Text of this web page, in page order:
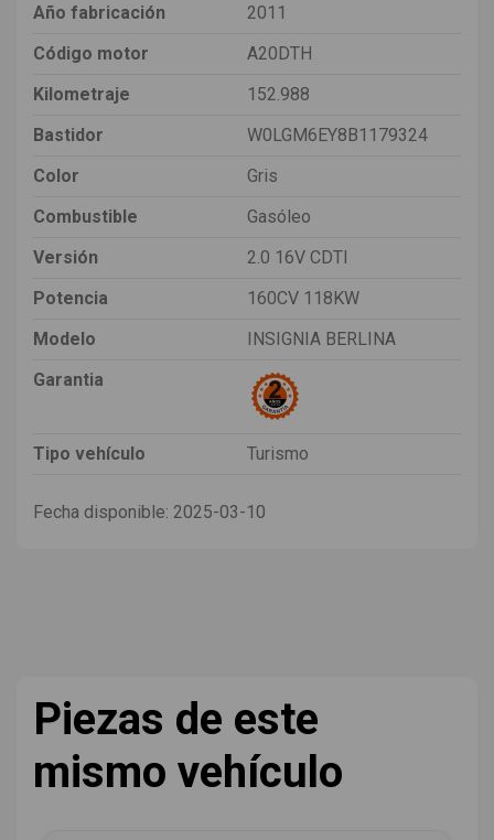
Año fabricación
2011
Código motor
A20DTH
Kilometraje
152.988
Bastidor
W0LGM6EY8B1179324
Color
Gris
Combustible
Gasóleo
Versión
2.0 16V CDTI
Potencia
160CV 118KW
Modelo
INSIGNIA BERLINA
Garantia
Tipo vehículo Turismo
Fecha disponible: 2025-03-10
Piezas de este
mismo vehículo